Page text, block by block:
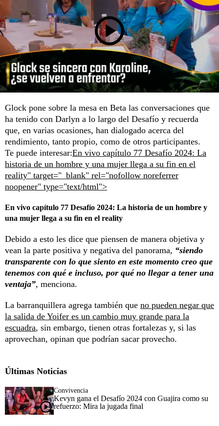
Glock pone sobre la mesa en Beta las conversaciones que
ha tenido con Darlyn a lo largo del Desafío y recuerda
que, en varias ocasiones, han dialogado acerca del
rendimiento, tanto propio, como de otros participantes.
Te puede interesar:En vivo capítulo 77 Desafío 2024: La
historia de un hombre y una mujer llega a su fin en el
reality" target="_blank" rel="nofollow noreferrer
noopener" type="text/html">
En vivo capítulo 77 Desafío 2024: La historia de un hombre y
una mujer llega a su fin en el reality
Debido a esto les dice que piensen de manera objetiva y
vean la parte positiva y negativa del panorama, “siendo
transparente con lo que siento en este momento creo que
tenemos con qué e incluso, por qué no llegar a tener una
ventaja”, menciona.
La barranquillera agrega también que no pueden negar que
la salida de Yoifer es un cambio muy grande para la
escuadra, sin embargo, tienen otras fortalezas y, si las
aprovechan, opinan que podrían sacar provecho.
Últimas Noticias
Convivencia
Kevyn gana el Desafío 2024 con Guajira como su
refuerzo: Mira la jugada final